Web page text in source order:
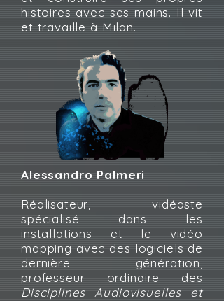
histoires avec ses mains. Il vit
et travaille à Milan.
Alessandro Palmeri
Réalisateur, vidéaste
spécialisé dans les
installations et le vidéo
mapping avec des logiciels de
dernière génération,
professeur ordinaire des
Disciplines Audiovisuelles et